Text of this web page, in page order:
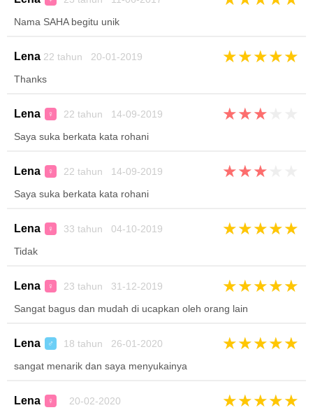
Nama SAHA begitu unik
Lena 22 tahun 20-01-2019 ★★★★★
Thanks
Lena ♀ 22 tahun 14-09-2019 ★★★
Saya suka berkata kata rohani
Lena ♀ 22 tahun 14-09-2019 ★★★
Saya suka berkata kata rohani
Lena ♀ 33 tahun 04-10-2019 ★★★★★
Tidak
Lena ♀ 23 tahun 31-12-2019 ★★★★★
Sangat bagus dan mudah di ucapkan oleh orang lain
Lena ♂ 18 tahun 26-01-2020 ★★★★★
sangat menarik dan saya menyukainya
Lena ♀ 20-02-2020 ★★★★★